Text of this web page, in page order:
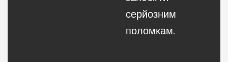
серйозним
поломкам.